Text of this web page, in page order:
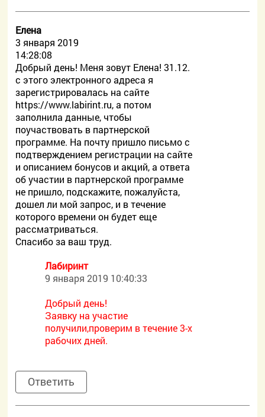
Eлена
3 января 2019
14:28:08
Добрый день! Меня зовут Елена! 31.12.
с этого электронного адреса я
зарегистрировалась на сайте
https://www.labirint.ru, а потом
заполнила данные, чтобы
поучаствовать в партнерской
программе. На почту пришло письмо с
подтверждением регистрации на сайте
и описанием бонусов и акций, а ответа
об участии в партнерской программе
не пришло, подскажите, пожалуйста,
дошел ли мой запрос, и в течение
которого времени он будет еще
рассматриваться.
Спасибо за ваш труд.
Лабиринт
9 января 2019 10:40:33
Добрый день!
Заявку на участие
получили,проверим в течение 3-х
рабочих дней.
Ответить